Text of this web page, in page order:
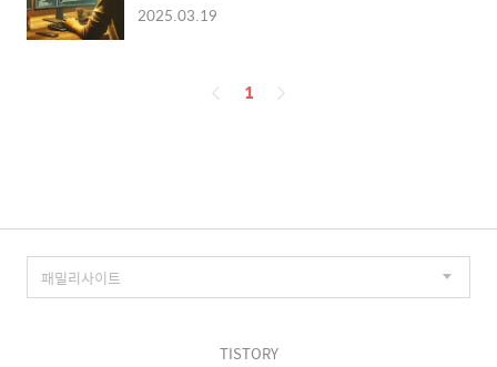
2025.03.19
페
1
TISTORY